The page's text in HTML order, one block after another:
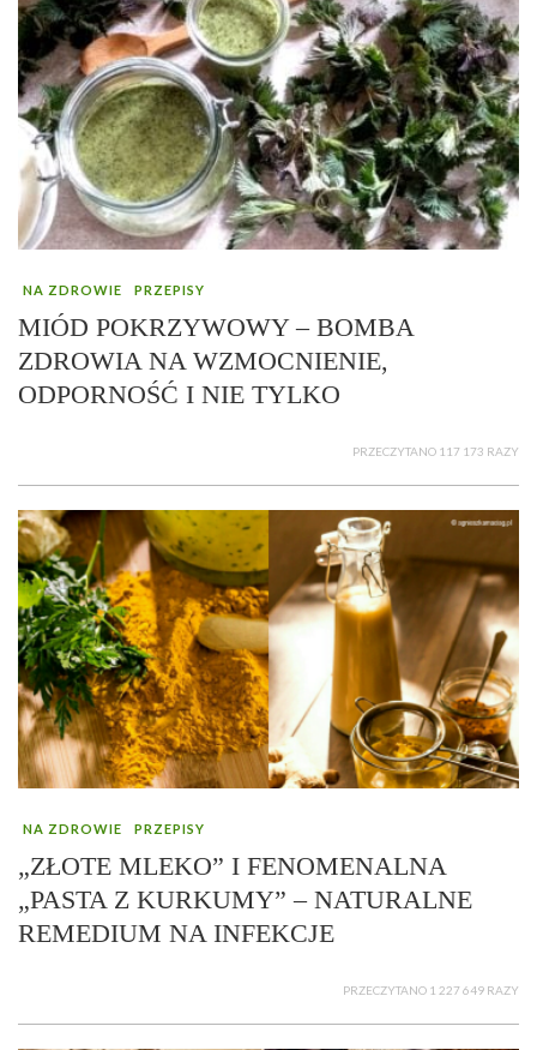
NA ZDROWIE PRZEPISY
MIÓD POKRZYWOWY – BOMBA
ZDROWIA NA WZMOCNIENIE,
ODPORNOŚĆ I NIE TYLKO
PRZECZYTANO 117 173 RAZY
NA ZDROWIE PRZEPISY
„ZŁOTE MLEKO” I FENOMENALNA
„PASTA Z KURKUMY” – NATURALNE
REMEDIUM NA INFEKCJE
PRZECZYTANO 1 227 649 RAZY